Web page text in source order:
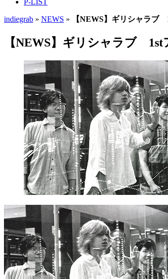
indiegrab » NEWS » 【NEWS】ギリシャラブ
【NEWS】ギリシャラブ